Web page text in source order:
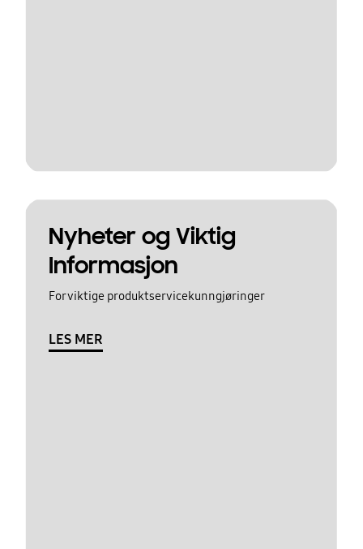
Nyheter og Viktig
Informasjon
For viktige produktservicekunngjøringer
LES MER